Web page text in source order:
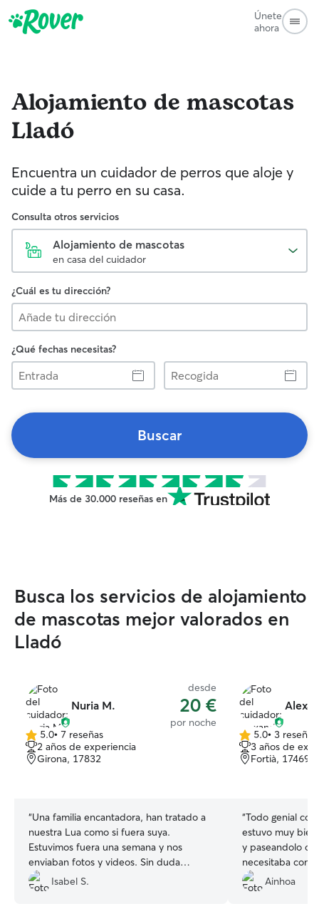
Únete
ahora
Alojamiento de mascotas
Lladó
Encuentra un cuidador de perros que aloje y
cuide a tu perro en su casa.
Consulta otros servicios
Alojamiento de mascotas
en casa del cuidador
¿Cuál es tu dirección?
¿Qué fechas necesitas?
Entrada
Recogida
Buscar
Más de 30.000 reseñas en
Busca los servicios de alojamiento
de mascotas mejor valorados en
Lladó
Nuria M.
desde
20 €
por noche
5.0
de
5
5.0• 7 reseñas
2 años de experiencia
Girona, 17832
“Una familia encantadora, han tratado a
nuestra Lua como si fuera suya.
Estuvimos fuera una semana y nos
enviaban fotos y videos. Sin duda
repetiríamos.
Isabel S.
5.0
de
5
5.0• 3 reseñas
3 años de
Fortià, 17469
“Todo genial
estuvo muy
y paseandolo
necesitaba con
Ainhoa